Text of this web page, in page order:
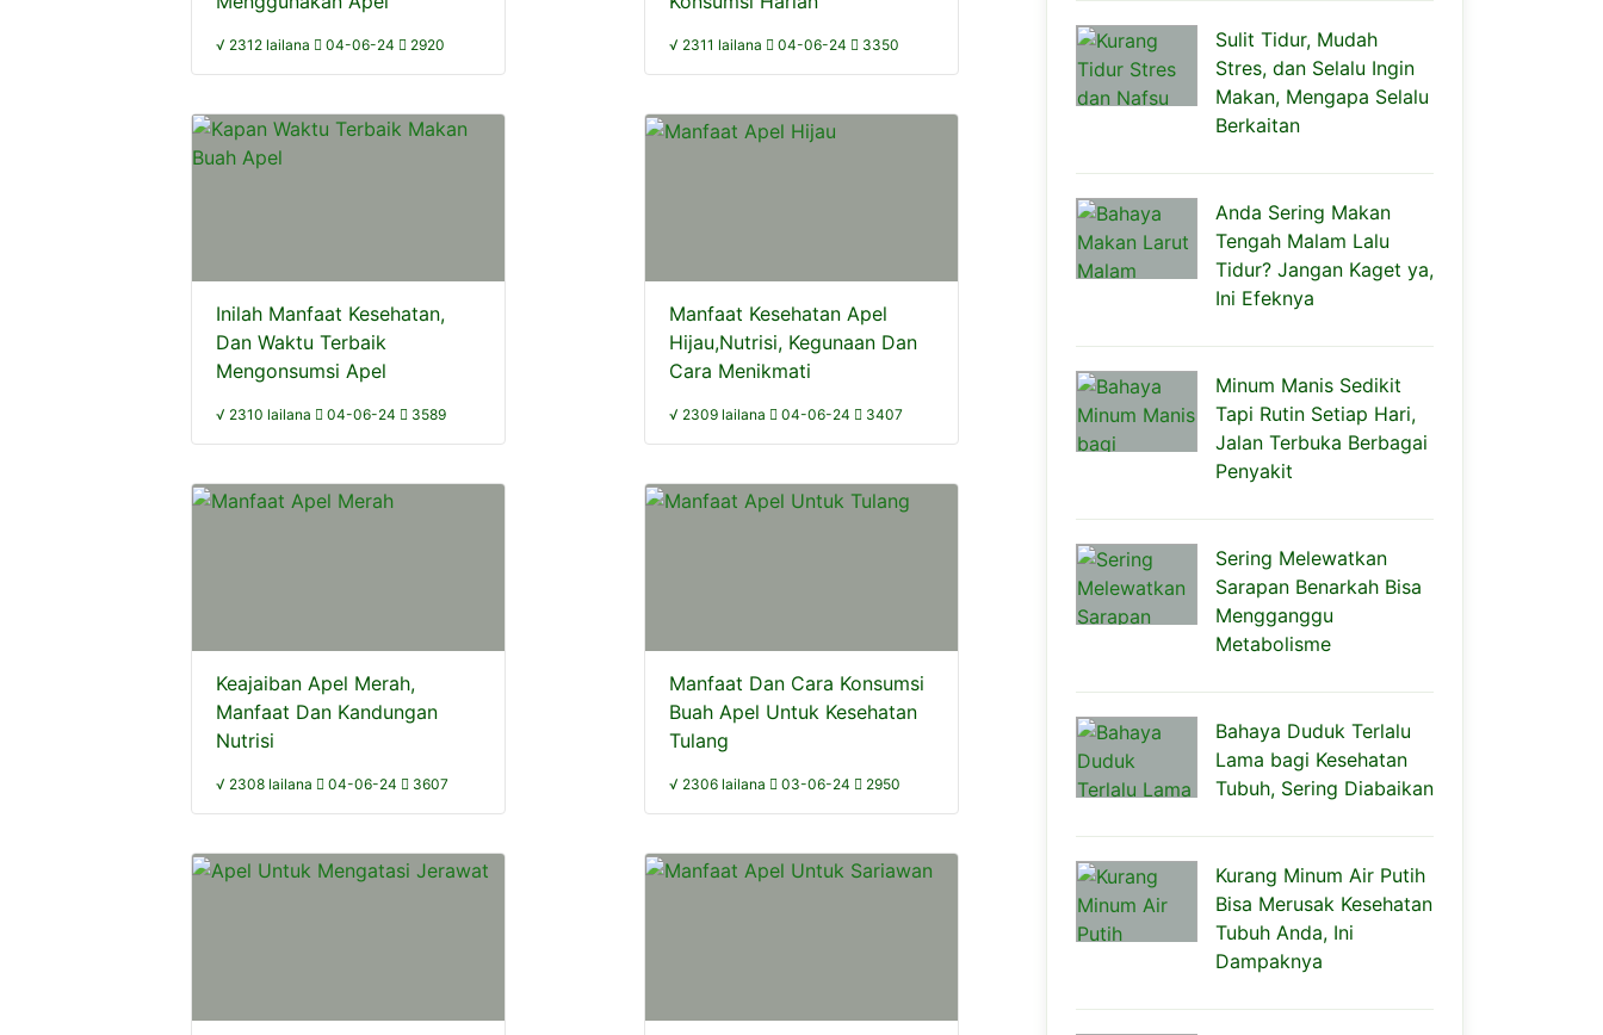
√ 2312 lailana 04-06-24 2920 √ 2311 lailana 04-06-24 3350
Inilah Manfaat Kesehatan,
Dan Waktu Terbaik
Mengonsumsi Apel
√ 2310 lailana 04-06-24 3589
Manfaat Kesehatan Apel
Hijau,Nutrisi, Kegunaan Dan
Cara Menikmati
√ 2309 lailana 04-06-24 3407
Keajaiban Apel Merah,
Manfaat Dan Kandungan
Nutrisi
√ 2308 lailana 04-06-24 3607
Manfaat Dan Cara Konsumsi
Buah Apel Untuk Kesehatan
Tulang
√ 2306 lailana 03-06-24 2950
Sulit Tidur, Mudah
Stres, dan Selalu Ingin
Makan, Mengapa Selalu
Berkaitan
Anda Sering Makan
Tengah Malam Lalu
Tidur? Jangan Kaget ya,
Ini Efeknya
Minum Manis Sedikit
Tapi Rutin Setiap Hari,
Jalan Terbuka Berbagai
Penyakit
Sering Melewatkan
Sarapan Benarkah Bisa
Mengganggu
Metabolisme
Bahaya Duduk Terlalu
Lama bagi Kesehatan
Tubuh, Sering Diabaikan
Kurang Minum Air Putih
Bisa Merusak Kesehatan
Tubuh Anda, Ini
Dampaknya